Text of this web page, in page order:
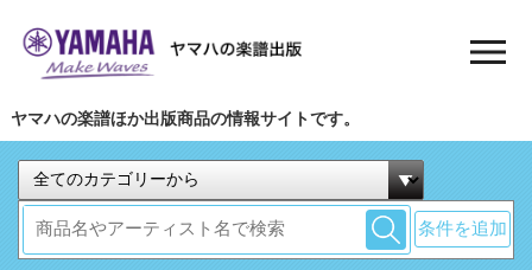
ヤマハの楽譜ほか出版商品の情報サイトです。
条件を追加